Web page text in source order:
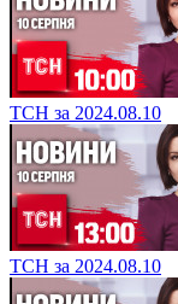
ТСН за 2024.08.10
ТСН за 2024.08.10